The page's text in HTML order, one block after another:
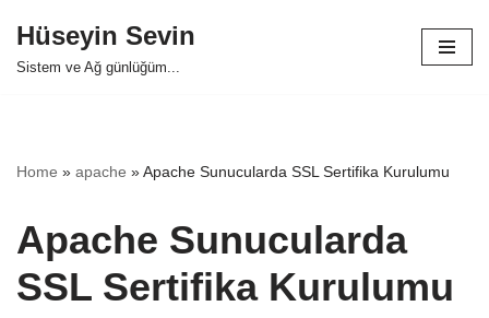
Skip
Hüseyin Sevin
Sistem ve Ağ günlüğüm...
Home » apache »Apache Sunucularda SSL Sertifika Kurulumu
Apache Sunucularda
SSL Sertifika Kurulumu